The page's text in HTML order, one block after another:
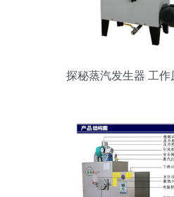
探秘蒸汽发生器 工作